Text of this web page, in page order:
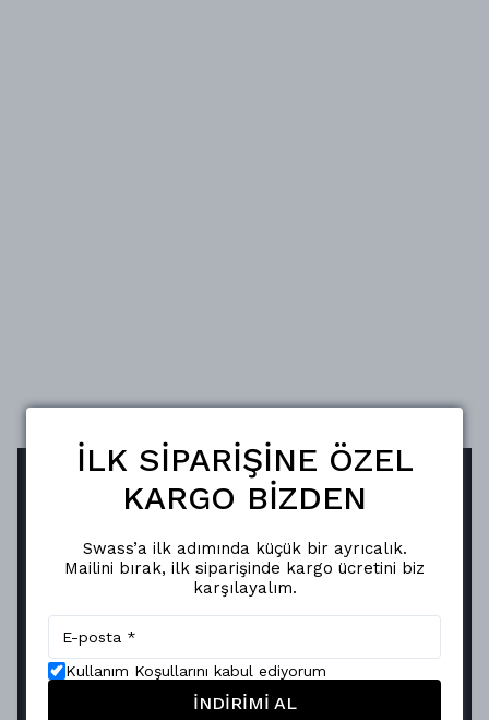
İLK SİPARİŞİNE ÖZEL
KARGO BİZDEN
Swass’a ilk adımında küçük bir ayrıcalık.
Mailini bırak, ilk siparişinde kargo ücretini biz
karşılayalım.
Kullanım Koşullarını kabul ediyorum
İNDİRİMİ AL